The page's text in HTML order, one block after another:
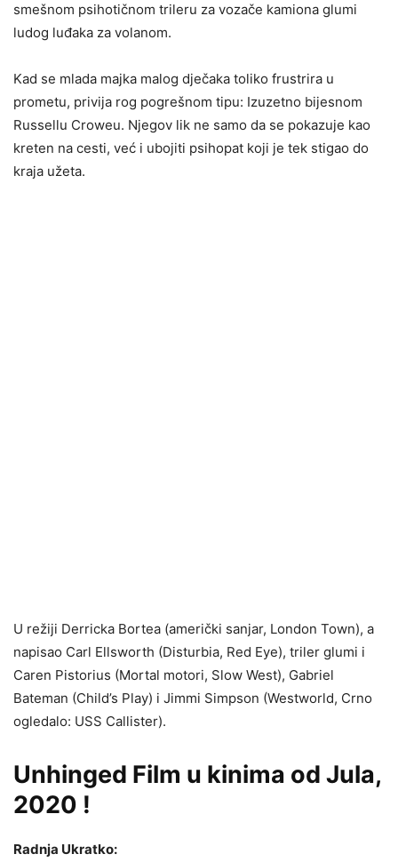
smešnom psihotičnom trileru za vozače kamiona glumi
ludog luđaka za volanom.
Kad se mlada majka malog dječaka toliko frustrira u
prometu, privija rog pogrešnom tipu: Izuzetno bijesnom
Russellu Croweu. Njegov lik ne samo da se pokazuje kao
kreten na cesti, već i ubojiti psihopat koji je tek stigao do
kraja užeta.
U režiji Derricka Bortea (američki sanjar, London Town), a
napisao Carl Ellsworth (Disturbia, Red Eye), triler glumi i
Caren Pistorius (Mortal motori, Slow West), Gabriel
Bateman (Child’s Play) i Jimmi Simpson (Westworld, Crno
ogledalo: USS Callister).
Unhinged Film u kinima od Jula,
2020 !
Radnja Ukratko: